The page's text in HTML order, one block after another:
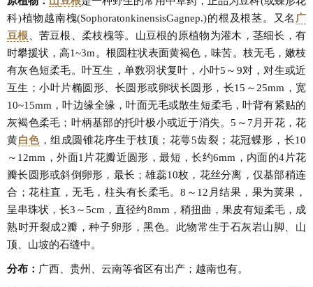
科)植物越南槐(SophoratonkinensisGagnep.)的根及根茎。又名 广
豆根 、苦豆根、柔枝槐等。山豆根的原植物为灌木，茎细长，有
时攀援状，高1~3m。根圆柱状表面黄褐色，味苦。枝无毛，嫩枝
有灰色短柔毛。叶互生，单数羽状复叶，小叶5～9对，对生或近
互生；小叶片椭圆形、长圆形或卵状长圆形，长15～25mm，宽
10~15mm，叶边缘全缘，叶面无毛或散生短柔毛，叶背有紧贴的
灰褐色柔毛；叶柄基部的托叶极小或近于消失。5～7月开花，花
黄白色，组成圆锥花序生于枝顶；花萼5齿裂；花冠蝶形，长10
～12mm，外面1片花瓣近圆形，最短，长约6mm，内面的4片花
瓣长圆形或斜倒卵形，最长；雄蕊10枚，花丝分离，仅基部稍连
合；花柱直，无毛，柱头有长柔毛。8～12月结果，果为荚果，
呈串珠状，长3～5cm，直径约8mm，稍扭曲，果皮有短柔毛，成
熟时开裂成2瓣，种子卵形，黑色。此物常生于石灰岩山脚、山
顶、山坡的石缝中。
分布： 广西、贵州、云南等省区有出产；越南也有。